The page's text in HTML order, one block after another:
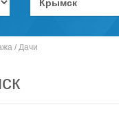
/ Дачи